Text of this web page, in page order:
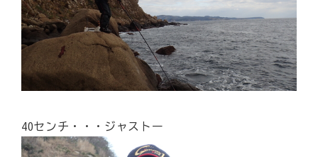
40センチ・・・ジャストー